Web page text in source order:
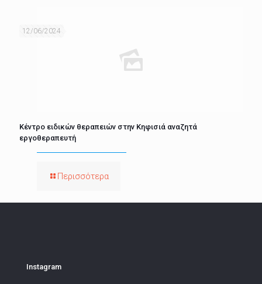
12/06/2024
Κέντρο ειδικών θεραπειών στην Κηφισιά αναζητά
εργοθεραπευτή
Περισσότερα
Instagram